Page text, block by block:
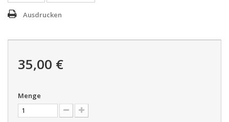
Ausdrucken
35,00 €
Menge